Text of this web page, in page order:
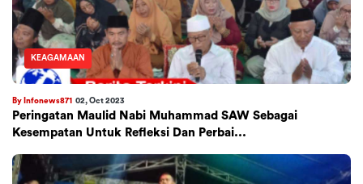
KEAGAMAAN
By Infonews871 02, Oct 2023
Peringatan Maulid Nabi Muhammad SAW Sebagai
Kesempatan Untuk Refleksi Dan Perbai...